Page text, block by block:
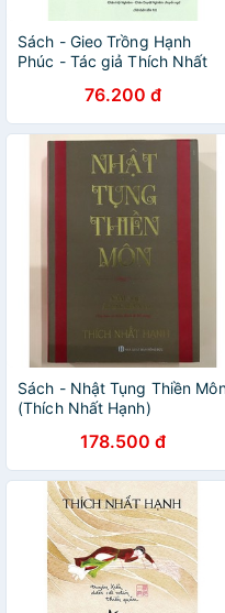
Sách - Gieo Trồng Hạnh
Phúc - Tác giả Thích Nhất
76.200 đ
Sách - Nhật Tụng Thiền
(Thích Nhất Hạnh)
178.500 đ